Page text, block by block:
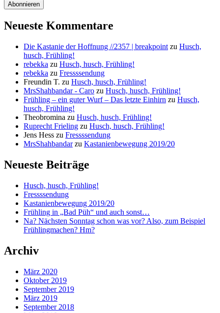
Abonnieren
Neueste Kommentare
Die Kastanie der Hoffnung //2357 | breakpoint zu Husch,
husch, Frühling!
rebekka zu Husch, husch, Frühling!
rebekka zu Fressssendung
Freundin T. zu Husch, husch, Frühling!
MrsShahbandar - Caro zu Husch, husch, Frühling!
Frühling – ein guter Wurf – Das letzte Einhirn zu Husch,
husch, Frühling!
Theobromina zu Husch, husch, Frühling!
Ruprecht Frieling zu Husch, husch, Frühling!
Jens Hess zu Fressssendung
MrsShahbandarzu Kastanienbewegung 2019/20
Neueste Beiträge
Husch, husch, Frühling!
Fressssendung
Kastanienbewegung 2019/20
Frühling in „Bad Püh“ und auch sonst…
Na? Nächsten Sonntag schon was vor? Also, zum Beispiel
Frühlingmachen? Hm?
Archiv
März 2020
Oktober 2019
September 2019
März 2019
September 2018